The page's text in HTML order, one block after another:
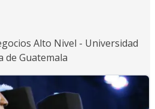
Alto Nivel - Universidad
de Guatemala